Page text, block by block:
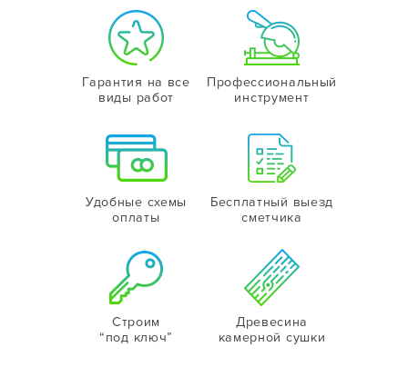
Гарантия на все
виды работ
Профессиональный
инструмент
Удобные схемы
оплаты
Бесплатный выезд
сметчика
Строим
“под ключ”
Древесина
камерной сушки